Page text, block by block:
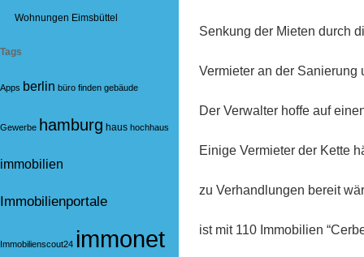
Wohnungen Eimsbüttel
Tags
Apps berlin büro finden gebäude
Gewerbe hamburg haus hochhaus
immobilien
Immobilienportale
Immobilienscout24 immonet
Senkung der Mieten durch
Vermieter an der
Der Verwalter hoffe auf
Einige Vermieter der Kette
zu Verhandlungen bereit
ist mit 110 Immobilien